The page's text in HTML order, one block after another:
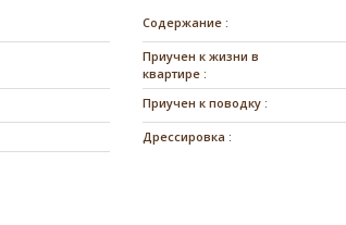
Содержание :
Приучен к жизни в
квартире :
Приучен к поводку :
Дрессировка :